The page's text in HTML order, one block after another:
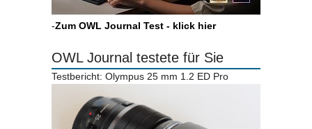
-Zum OWL Journal Test - klick hier
OWL Journal testete für Sie
Testbericht: Olympus 25 mm 1.2 ED Pro